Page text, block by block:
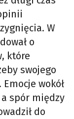
W
o
które
swojego
wokół
spór między
do